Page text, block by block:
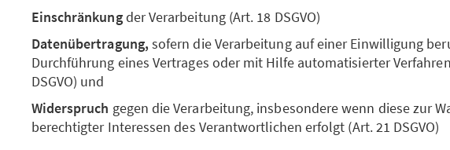
Einschränkungder Verarbeitung (Art. 18 DSGVO)
Datenübertragung, sofern die Verarbeitung auf einer Einwilligung
Durchführung eines Vertrages oder mit Hilfe automatisierter
DSGVO) und
Widerspruch gegen die Verarbeitung, insbesondere wenn diese zur
berechtigter Interessen des Verantwortlichen erfolgt (Art. 21 DSGVO)